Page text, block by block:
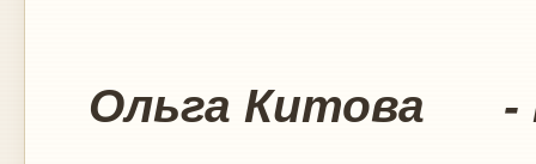
Ольга Китова -